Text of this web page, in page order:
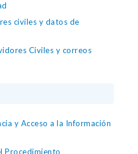
civiles y datos de
Civiles y correos
y Acceso a la Información
Procedimiento